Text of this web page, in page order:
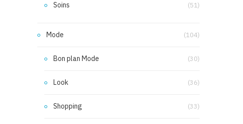
Soins (51)
Mode (104)
Bon plan Mode (30)
Look (36)
Shopping (33)